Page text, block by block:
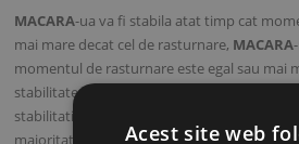
MACARA-ua va fi stabila atat timp cat
mai mare decat cel de rasturnare, MACARA
momentul de rasturnare este egal sau mai
stabilitate. Limitatorul de moment elimina
stabilitatii
-lei si evita rasturnarea,
majoritatii
AUTOMACARA-lelor cu brat.
Acest site web